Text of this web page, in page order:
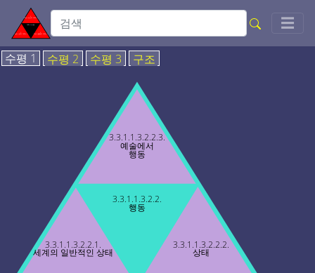
☰
수평 1 수평 2 수평 3 구조
3.3.1.1.3.2.2.
행동
3.3.1.1.3.2.2.1.
세계의 일반적인 상태
3.3.1.1.3.2.2.2.
상태
3.3.1.1.3.2.2.3.
예술에서
행동